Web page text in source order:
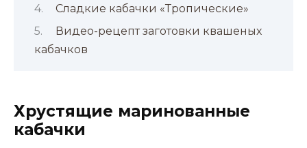
Сладкие кабачки «Тропические»
Видео-рецепт заготовки квашеных
кабачков
Хрустящие маринованные
кабачки